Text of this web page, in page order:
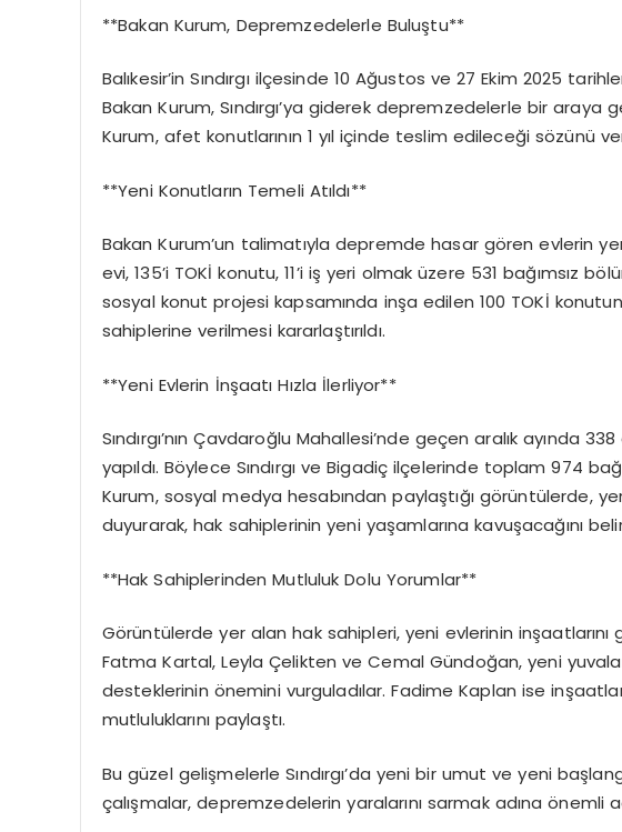
**Bakan Kurum, Depremzedelerle Buluştu**
Balıkesir’in Sındırgı ilçesinde 10 Ağustos ve 27 Ekim 2025
Bakan Kurum, Sındırgı’ya giderek depremzedelerle bir
Kurum, afet konutlarının 1 yıl içinde teslim edileceği sözünü
**Yeni Konutların Temeli Atıldı**
Bakan Kurum’un talimatıyla depremde hasar gören evlerin
evi, 135’i TOKİ konutu, 11’i iş yeri olmak üzere 531 bağımsız
sosyal konut projesi kapsamında inşa edilen 100 TOKİ
sahiplerine verilmesi kararlaştırıldı.
**Yeni Evlerin İnşaatı Hızla İlerliyor**
Sındırgı’nın Çavdaroğlu Mahallesi’nde geçen aralık ayında
yapıldı. Böylece Sındırgı ve Bigadiç ilçelerinde toplam 974
Kurum, sosyal medya hesabından paylaştığı görüntülerde,
duyurarak, hak sahiplerinin yeni yaşamlarına kavuşacağını
**Hak Sahiplerinden Mutluluk Dolu Yorumlar**
Görüntülerde yer alan hak sahipleri, yeni evlerinin
Fatma Kartal, Leyla Çelikten ve Cemal Gündoğan, yeni
desteklerinin önemini vurguladılar. Fadime Kaplan ise
mutluluklarını paylaştı.
Bu güzel gelişmelerle Sındırgı’da yeni bir umut ve yeni
çalışmalar, depremzedelerin yaralarını sarmak adına önemli